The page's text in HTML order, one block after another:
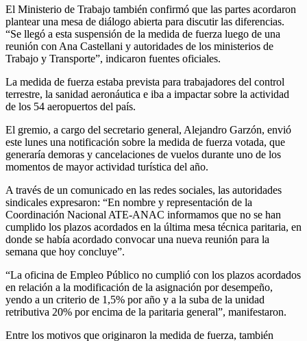
El Ministerio de Trabajo también confirmó que las partes acordaron
plantear una mesa de diálogo abierta para discutir las diferencias.
“Se llegó a esta suspensión de la medida de fuerza luego de una
reunión con Ana Castellani y autoridades de los ministerios de
Trabajo y Transporte”, indicaron fuentes oficiales.
La medida de fuerza estaba prevista para trabajadores del control
terrestre, la sanidad aeronáutica e iba a impactar sobre la actividad
de los 54 aeropuertos del país.
El gremio, a cargo del secretario general, Alejandro Garzón, envió
este lunes una notificación sobre la medida de fuerza votada, que
generaría demoras y cancelaciones de vuelos durante uno de los
momentos de mayor actividad turística del año.
A través de un comunicado en las redes sociales, las autoridades
sindicales expresaron: “En nombre y representación de la
Coordinación Nacional ATE-ANAC informamos que no se han
cumplido los plazos acordados en la última mesa técnica paritaria, en
donde se había acordado convocar una nueva reunión para la
semana que hoy concluye”.
“La oficina de Empleo Público no cumplió con los plazos acordados
en relación a la modificación de la asignación por desempeño,
yendo a un criterio de 1,5% por año y a la suba de la unidad
retributiva 20% por encima de la paritaria general”, manifestaron.
Entre los motivos que originaron la medida de fuerza, también